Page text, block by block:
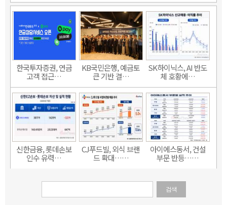
한국투자증권, 연금
고객 접근…
KB국민은행, 예금토
큰 기반 결…
SK하이닉스, AI 반도
체 호황에…
신한금융, 롯데손보
인수 유력…
CJ푸드빌, 외식 브랜
드 확대……
아이에스동서, 건설
부문 반등……
검색